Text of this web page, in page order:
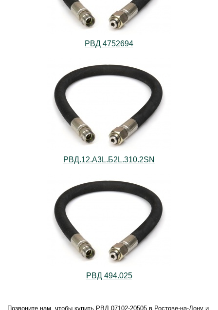
РВД 4752694
РВД.12.А3L.Б2L.310.2SN
РВД 494.025
Позвоните нам, чтобы купить РВД 07102-20505 в Ростове-на-Дону и